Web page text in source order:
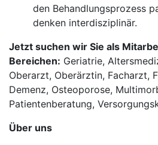
den Behandlungsprozess
denken interdisziplinär.
Jetzt suchen wir Sie als
Bereichen: Geriatrie,
Oberarzt, Oberärztin, Facharzt,
Demenz, Osteoporose,
Patientenberatung,
Über uns